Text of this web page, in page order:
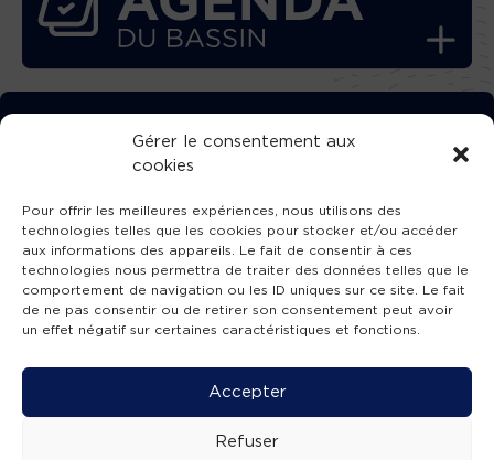
Gérer le consentement aux
cookies
Pour offrir les meilleures expériences, nous utilisons des
technologies telles que les cookies pour stocker et/ou accéder
aux informations des appareils. Le fait de consentir à ces
technologies nous permettra de traiter des données telles que le
comportement de navigation ou les ID uniques sur ce site. Le fait
de ne pas consentir ou de retirer son consentement peut avoir
un effet négatif sur certaines caractéristiques et fonctions.
Accepter
Refuser
TÉLÉCHARGEZ GRATUITEMENT
L’APPLICATION TVBA !
SUIVEZ-NOUS !
Mentions légales -Accessibilité